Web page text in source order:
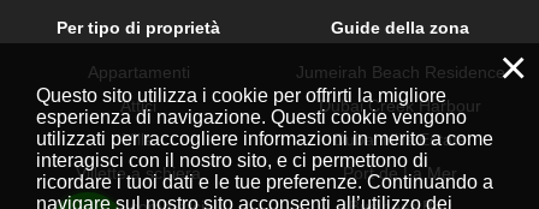
Per tipo di proprietà
Appartamenti
Attici
Ville
Villette a schiera
Guide della zona
Jumeirah Beach Residence
Dubai Creek Harbour
Dubai Hills Estate
Port de La Mer
×
Questo sito utilizza i cookie per offrirti la migliore
esperienza di navigazione. Questi cookie vengono
utilizzati per raccogliere informazioni in merito a come
interagisci con il nostro sito, e ci permettono di
ricordare i tuoi dati e le tue preferenze. Continuando a
navigare sul nostro sito acconsenti all’utilizzo dei